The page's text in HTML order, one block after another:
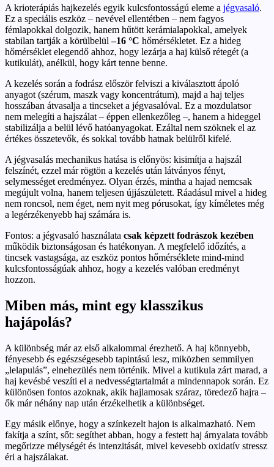
A krioterápiás hajkezelés egyik kulcsfontosságú eleme a jégvasaló.
Ez a speciális eszköz – nevével ellentétben – nem fagyos
fémlapokkal dolgozik, hanem hűtött kerámialapokkal, amelyek
stabilan tartják a körülbelül–16 °C hőmérsékletet. Ez a hideg
hőmérséklet elegendő ahhoz, hogy lezárja a haj külső rétegét (a
kutikulát), anélkül, hogy kárt tenne benne.
A kezelés során a fodrász először felviszi a kiválasztott ápoló
anyagot (szérum, maszk vagy koncentrátum), majd a haj teljes
hosszában átvasalja a tincseket a jégvasalóval. Ez a mozdulatsor
nem melegíti a hajszálat – éppen ellenkezőleg –, hanem a hideggel
stabilizálja a belül lévő hatóanyagokat. Ezáltal nem szöknek el az
értékes összetevők, és sokkal tovább hatnak belülről kifelé.
A jégvasalás mechanikus hatása is előnyös: kisimítja a hajszál
felszínét, ezzel már rögtön a kezelés után látványos fényt,
selymességet eredményez. Olyan érzés, mintha a hajad nemcsak
megújult volna, hanem teljesen újjászületett. Ráadásul mivel a hideg
nem roncsol, nem éget, nem nyit meg pórusokat, így kíméletes még
a legérzékenyebb haj számára is.
Fontos: a jégvasaló használata csak képzett fodrászok kezében
működik biztonságosan és hatékonyan. A megfelelő időzítés, a
tincsek vastagsága, az eszköz pontos hőmérséklete mind-mind
kulcsfontosságúak ahhoz, hogy a kezelés valóban eredményt
hozzon.
Miben más, mint egy klasszikus
hajápolás?
A különbség már az első alkalommal érezhető. A haj könnyebb,
fényesebb és egészségesebb tapintású lesz, miközben semmilyen
„lelapulás”, elnehezülés nem történik. Mivel a kutikula zárt marad, a
haj kevésbé veszíti el a nedvességtartalmát a mindennapok során. Ez
különösen fontos azoknak, akik hajlamosak száraz, töredező hajra –
ők már néhány nap után érzékelhetik a különbséget.
Egy másik előnye, hogy a színkezelt hajon is alkalmazható. Nem
fakítja a színt, sőt: segíthet abban, hogy a festett haj árnyalata tovább
megőrizze mélységét és intenzitását, mivel kevesebb oxidatív stressz
éri a hajszálakat.